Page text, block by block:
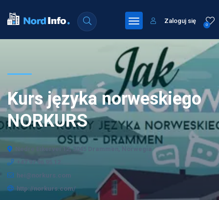
0
Zaloguj się
Kurs języka norweskiego
NORKURS
Nedre Eikervei 12, 3045 Drammen, Norwegia
+47 97 96 95 12
hei@norkurs.com
http://norkurs.com/